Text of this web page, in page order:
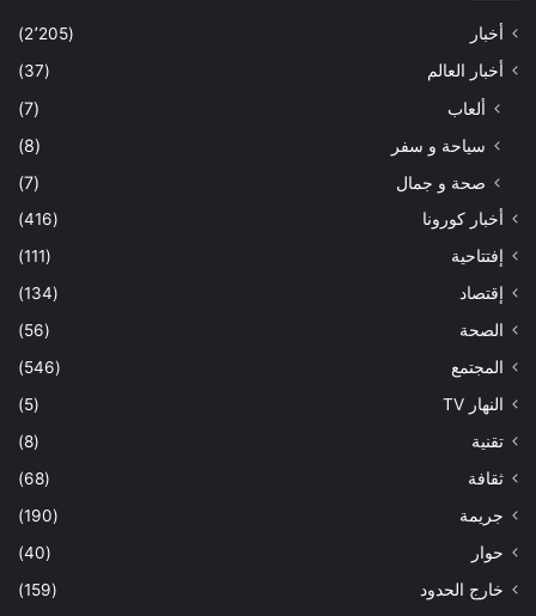
أخبار
(2٬205)
أخبار العالم
(37)
ألعاب
(7)
سياحة و سفر
(8)
صحة و جمال
(7)
أخبار كورونا
(416)
إفتتاحية
(111)
إقتصاد
(134)
الصحة
(56)
المجتمع
(546)
النهار TV
(5)
تقنية
(8)
ثقافة
(68)
جريمة
(190)
حوار
(40)
خارج الحدود
(159)